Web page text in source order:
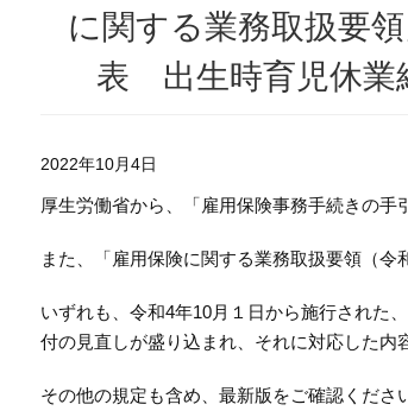
に関する業務取扱要
表 出生時育児休業
2022年10月4日
厚生労働省から、「雇用保険事務手続きの手
また、「雇用保険に関する業務取扱要領（令
いずれも、令和4年10月１日から施行された
付の見直しが盛り込まれ、それに対応した内
その他の規定も含め、最新版をご確認くださ